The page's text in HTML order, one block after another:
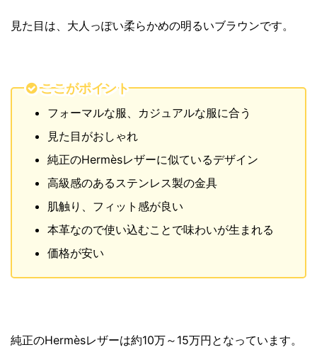
見た目は、大人っぽい柔らかめの明るいブラウンです。
ここがポイント
フォーマルな服、カジュアルな服に合う
見た目がおしゃれ
純正のHermèsレザーに似ているデザイン
高級感のあるステンレス製の金具
肌触り、フィット感が良い
本革なので使い込むことで味わいが生まれる
価格が安い
純正のHermèsレザーは約10万～15万円となっています。